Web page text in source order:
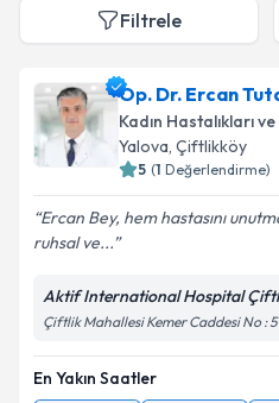
Filtrele
Op. Dr. Ercan
Kadın Hastalıkları
Yalova, Çiftlikköy
5 (1 Değerlendirme)
Ercan Bey, hem hastasını
ruhsal ve...
Aktif International Hospital
Çiftlik Mahallesi Kemer Caddesi No : 5
En Yakın Saatler